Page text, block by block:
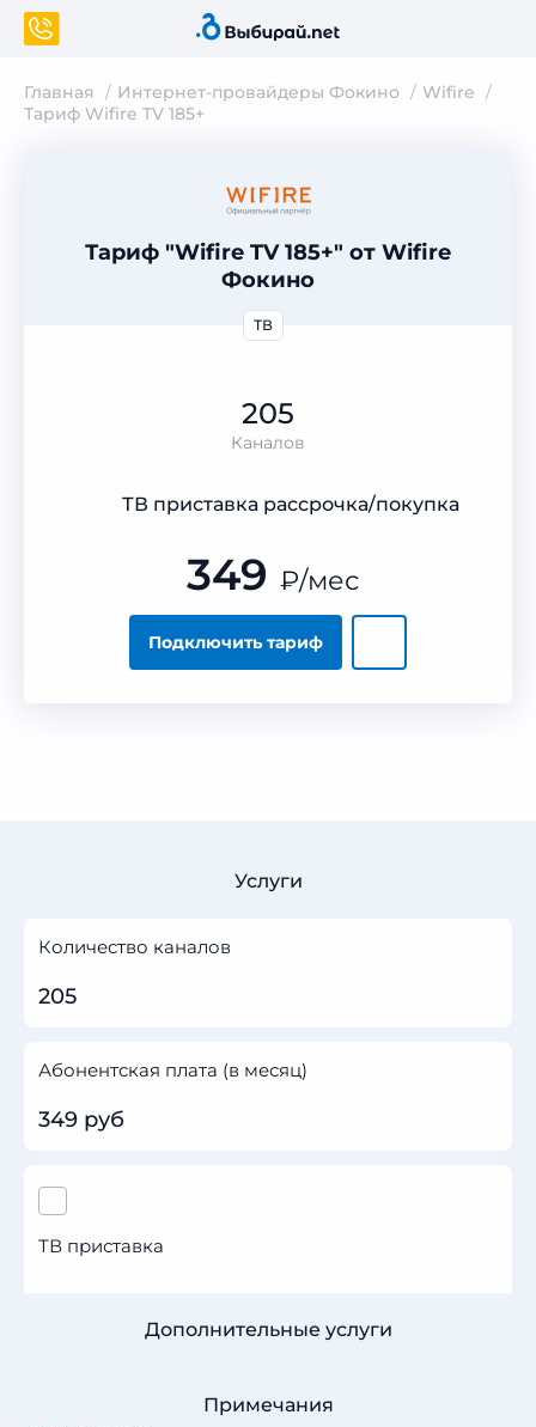
Главная Интернет-провайдеры Фокино
Wifire
Тариф Wifire TV 185+
Тариф "Wifire TV 185+" от Wifire
Фокино
ТВ
205
Каналов
ТВ приставка рассрочка/покупка
Подключить тариф
349 ₽/мес
Услуги
Количество каналов
205
Абонентская плата (в месяц)
349 руб
ТВ приставка
Дополнительные услуги
Примечания